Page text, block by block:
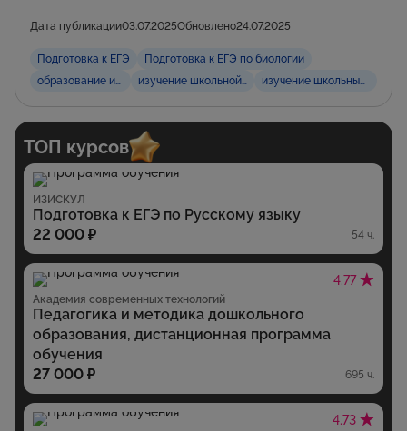
Дата публикации03.07.2025Обновлено24.07.2025
Подготовка к ЕГЭ
Подготовка к ЕГЭ по биологии
образование и обучениеизучение школьной программыизучение школьных
ТОП курсов
ИЗИСКУЛ
Подготовка к ЕГЭ по Русскому языку
22 000 ₽
54 ч.
4.77
Академия современных технологий
Педагогика и методика дошкольного
образования, дистанционная программа
обучения
27 000 ₽
695 ч.
4.73